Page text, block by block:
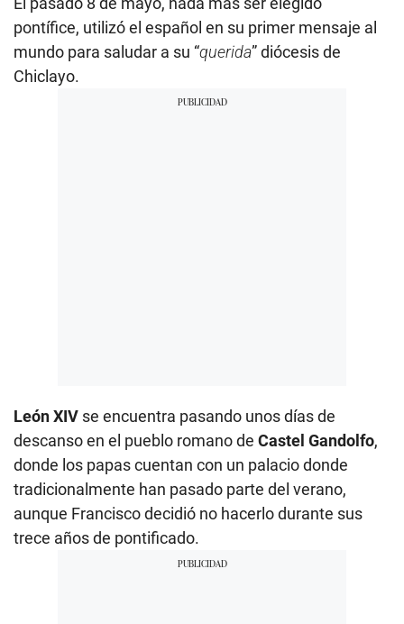
pontífice, utilizó el español en su primer mensaje al
mundo para saludar a su “querida” diócesis de
Chiclayo.
León XIV se encuentra pasando unos días de
descanso en el pueblo romano de Castel Gandolfo,
donde los papas cuentan con un palacio donde
tradicionalmente han pasado parte del verano,
aunque Francisco decidió no hacerlo durante sus
trece años de pontificado.